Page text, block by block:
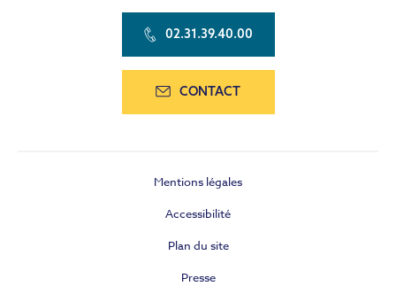
02.31.39.40.00
CONTACT
Mentions légales
Accessibilité
Plan du site
Presse